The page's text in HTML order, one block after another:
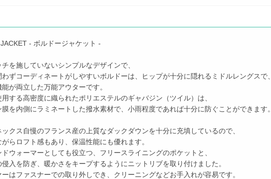
- ボルドージャケット -
を施していないシンプルなデザインで、
ずコーディネートがしやすいボルドーは、ヒップが十分に隠れるミドルレングスで、
が両立した万能アウターです。
する高密度に織られたポリエステルのギャバジン（ツイル）は、
を内側にラミネートした撥水素材で、小雨程度であれば十分に防ぐことができます。
ックス自慢のフランス産の上質なダックダウンを十分に充填しているので、
らロフト感もあり、保温性能にも優れます。
ウォーマーとしても役立つ、フリースライニングのポケットと、
入を防ぎ、暖かさをキープするようにニットリブを取り付けました。
はファスナーでの取り外しでき、クリーニングなどお手入れが容易です。